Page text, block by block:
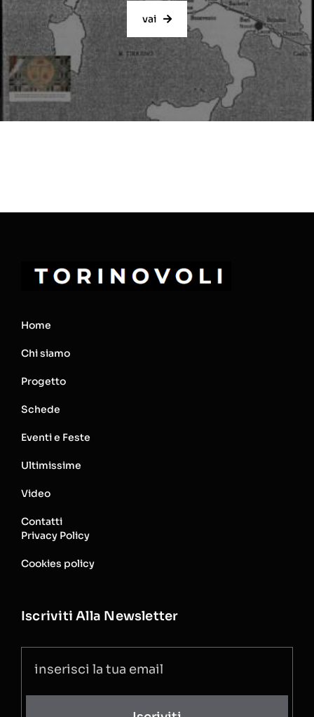
vai
Home
Chi siamo
Progetto
Schede
Eventi e Feste
Ultimissime
Video
Contatti
Privacy Policy
Cookies policy
Iscriviti Alla Newsletter